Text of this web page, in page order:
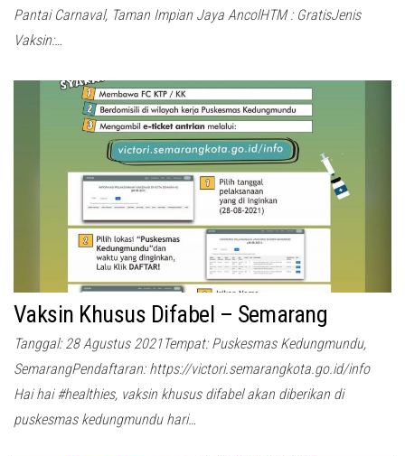
Pantai Carnaval, Taman Impian Jaya AncolHTM : GratisJenis
Vaksin:…
Vaksin Khusus Difabel – Semarang
Tanggal: 28 Agustus 2021Tempat: Puskesmas Kedungmundu,
SemarangPendaftaran: https://victori.semarangkota.go.id/info
Hai hai #healthies, vaksin khusus difabel akan diberikan di
puskesmas kedungmundu hari…